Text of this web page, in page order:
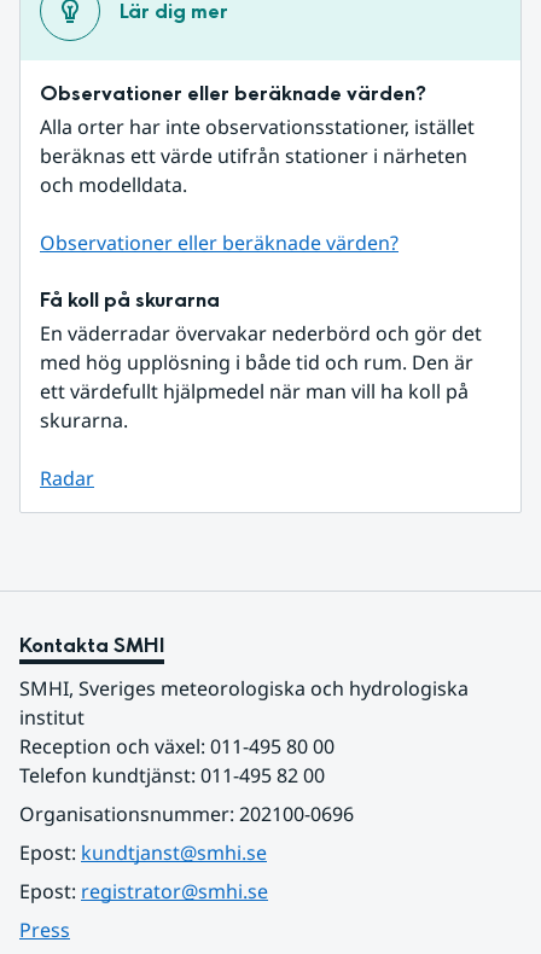
Lär dig mer
Observationer eller beräknade värden?
Alla orter har inte observationsstationer, istället
beräknas ett värde utifrån stationer i närheten
och modelldata.
Observationer eller beräknade värden?
Få koll på skurarna
En väderradar övervakar nederbörd och gör det
med hög upplösning i både tid och rum. Den är
ett värdefullt hjälpmedel när man vill ha koll på
skurarna.
Radar
Kontakta SMHI
SMHI, Sveriges meteorologiska och hydrologiska
institut
Reception och växel: 011-495 80 00
Telefon kundtjänst: 011-495 82 00
Organisationsnummer: 202100-0696
Epost: kundtjanst@smhi.se
Epost: registrator@smhi.se
Press